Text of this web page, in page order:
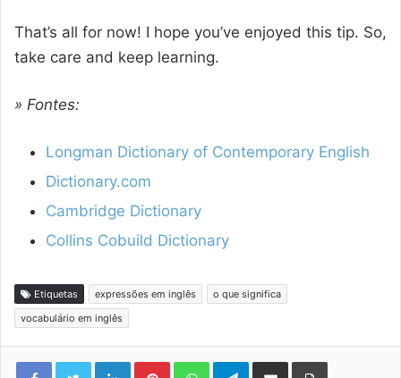
That’s all for now! I hope you’ve enjoyed this tip. So,
take care and keep learning.
» Fontes:
Longman Dictionary of Contemporary English
Dictionary.com
Cambridge Dictionary
Collins Cobuild Dictionary
Etiquetas expressões em inglês
o que significa
vocabulário em inglês
LinkedinPinterestWhatsAppTelegram
Compartilhar via e-mail Imprimir